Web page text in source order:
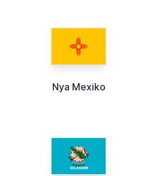
Nya Mexiko